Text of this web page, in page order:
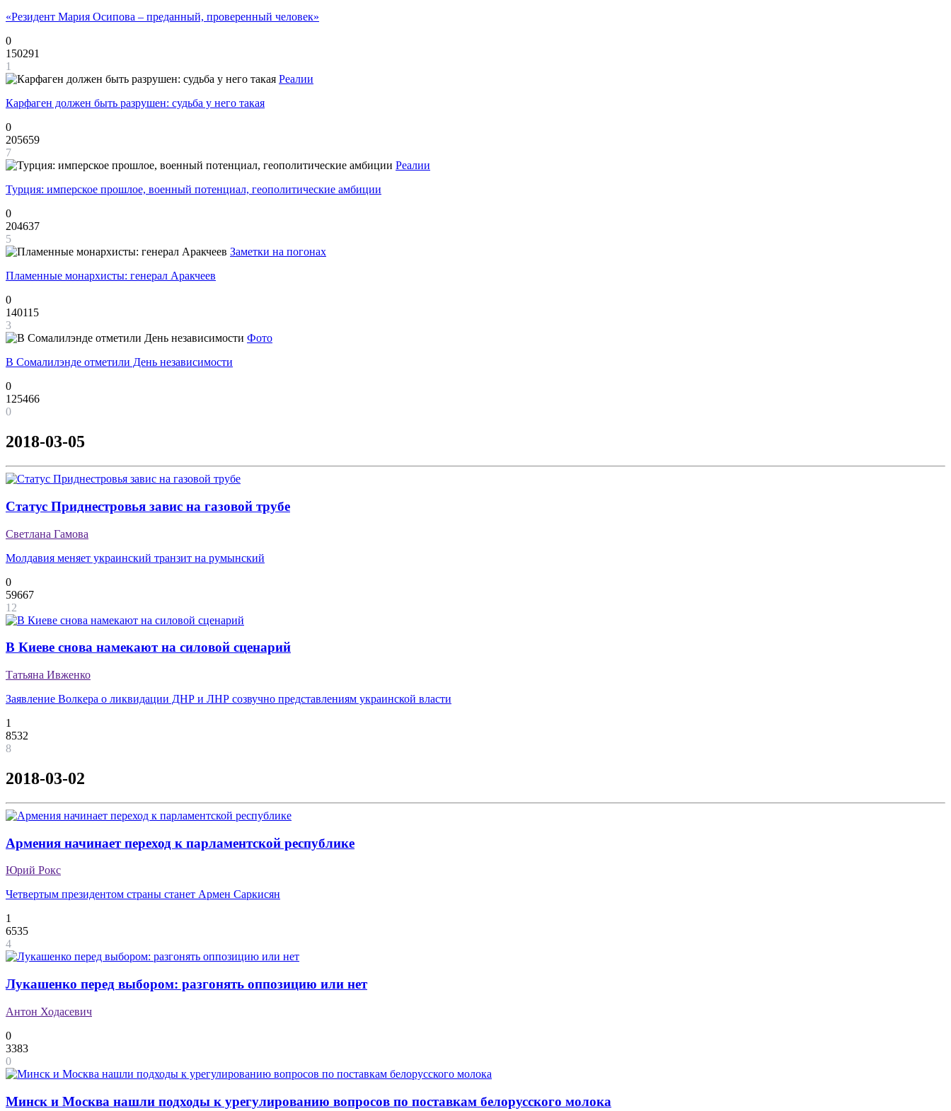
«Резидент Мария Осипова – преданный, проверенный человек»
0
150291
1
Реалии
Карфаген должен быть разрушен: судьба у него такая
0
205659
7
Реалии
Турция: имперское прошлое, военный потенциал, геополитические амбиции
0
204637
5
Заметки на погонах
Пламенные монархисты: генерал Аракчеев
0
140115
3
Фото
В Сомалилэнде отметили День независимости
0
125466
0
2018-03-05
Статус Приднестровья завис на газовой трубе
Светлана Гамова
Молдавия меняет украинский транзит на румынский
0
59667
12
В Киеве снова намекают на силовой сценарий
Татьяна Ивженко
Заявление Волкера о ликвидации ДНР и ЛНР созвучно представлениям украинской власти
1
8532
8
2018-03-02
Армения начинает переход к парламентской республике
Юрий Рокс
Четвертым президентом страны станет Армен Саркисян
1
6535
4
Лукашенко перед выбором: разгонять оппозицию или нет
Антон Ходасевич
0
3383
0
Минск и Москва нашли подходы к урегулированию вопросов по поставкам белорусского молока